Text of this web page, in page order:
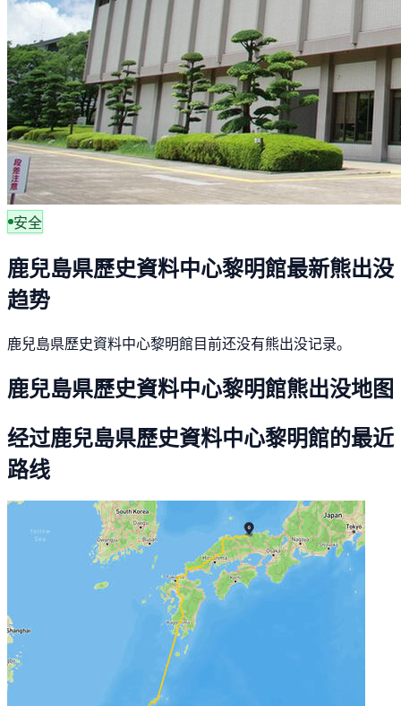
安全
鹿兒島県歷史資料中心黎明館最新熊出没
趋势
鹿兒島県歷史資料中心黎明館目前还没有熊出没记录。
鹿兒島県歷史資料中心黎明館熊出没地图
经过鹿兒島県歷史資料中心黎明館的最近
路线